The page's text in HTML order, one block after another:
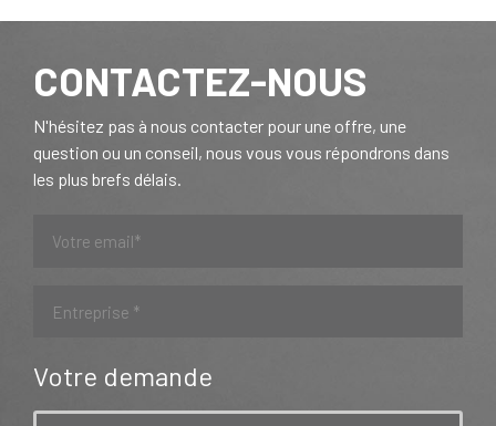
CONTACTEZ-NOUS
N'hésitez pas à nous contacter pour une offre, une
question ou un conseil, nous vous vous répondrons dans
les plus brefs délais.
Votre demande